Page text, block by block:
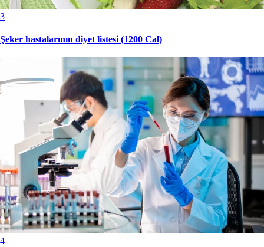
3
Şeker hastalarının diyet listesi (1200 Cal)
4